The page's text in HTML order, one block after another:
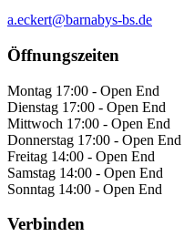
a.eckert@barnabys-bs.de
Öffnungszeiten
Montag 17:00 - Open End
Dienstag 17:00 - Open End
Mittwoch 17:00 - Open End
Donnerstag 17:00 - Open End
Freitag 14:00 - Open End
Samstag 14:00 - Open End
Sonntag 14:00 - Open End
Verbinden